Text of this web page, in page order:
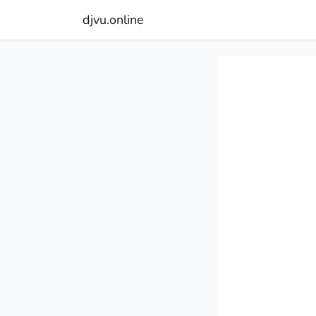
djvu.online